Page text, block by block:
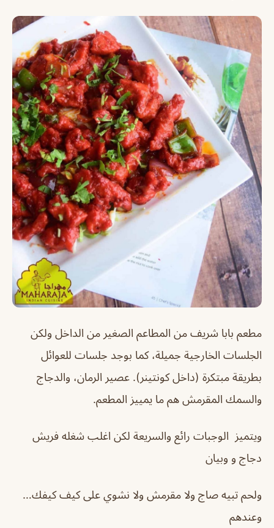
مطعم بابا شريف من المطاعم الصغير من الداخل ولكن
الجلسات الخارجية جميلة، كما بوجد جلسات للعوائل
بطريقة مبتكرة (داخل كونتينر). عصير الرمان، والدجاج
والسمك المقرمش هم ما يمييز المطعم.
ويتميز الوجبات رائع والسريعة لكن اغلب شغله فريش
دجاج و وبيان
ولحم تبيه صاج ولا مقرمش ولا نشوي على كيف كيفك…
وعندهم